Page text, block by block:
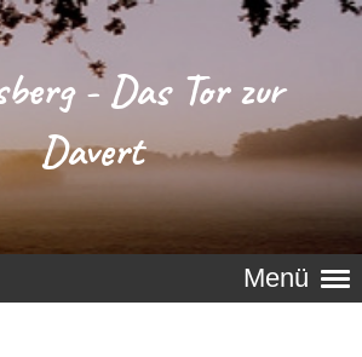
- Das Tor zur
Davert
Menü